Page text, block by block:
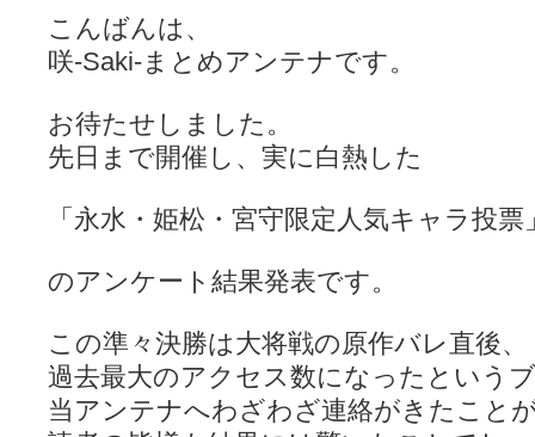
こんばんは、
咲-Saki-まとめアンテナです。
お待たせしました。
先日まで開催し、実に白熱した
「永水・姫松・宮守限定人気キャラ投
のアンケート結果発表です。
この準々決勝は大将戦の原作バレ直後、
過去最大のアクセス数になったという
当アンテナへわざわざ連絡がきたこと